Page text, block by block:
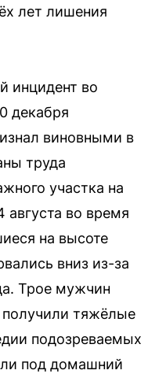
лет лишения
инцидент во
декабря
виновными в
труда
участка на
во время
на высоте
вниз из-за
Трое мужчин
тяжёлые
подозреваемых
под домашний